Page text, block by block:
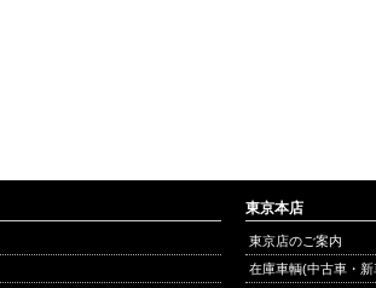
東京本店
東京店のご案内
在庫車輌(中古車・